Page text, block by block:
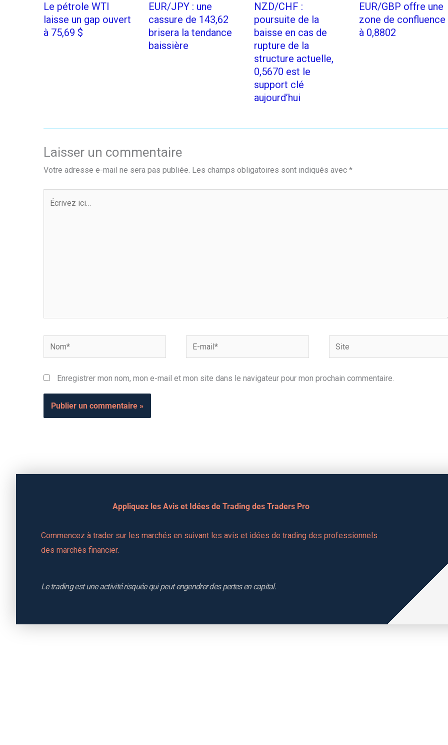
Le pétrole WTI
laisse un gap ouvert
à 75,69 $
EUR/JPY : une
cassure de 143,62
brisera la tendance
baissière
NZD/CHF :
poursuite de la
baisse en cas de
rupture de la
structure actuelle,
0,5670 est le
support clé
aujourd’hui
EUR/GBP offre une
zone de confluence
à 0,8802
Laisser un commentaire
Votre adresse e-mail ne sera pas publiée. Les champs obligatoires sont indiqués avec *
Écrivez
Nom*
E-
mail*
Site
Enregistrer mon nom, mon e-mail et mon site dans le navigateur pour mon prochain commentaire.
Appliquez les Avis et Idées de Trading des Traders Pro
Commencez à trader sur les marchés en suivant les avis et idées de trading des professionnels
des marchés financier.
Le trading est une activité risquée qui peut engendrer des pertes en capital.